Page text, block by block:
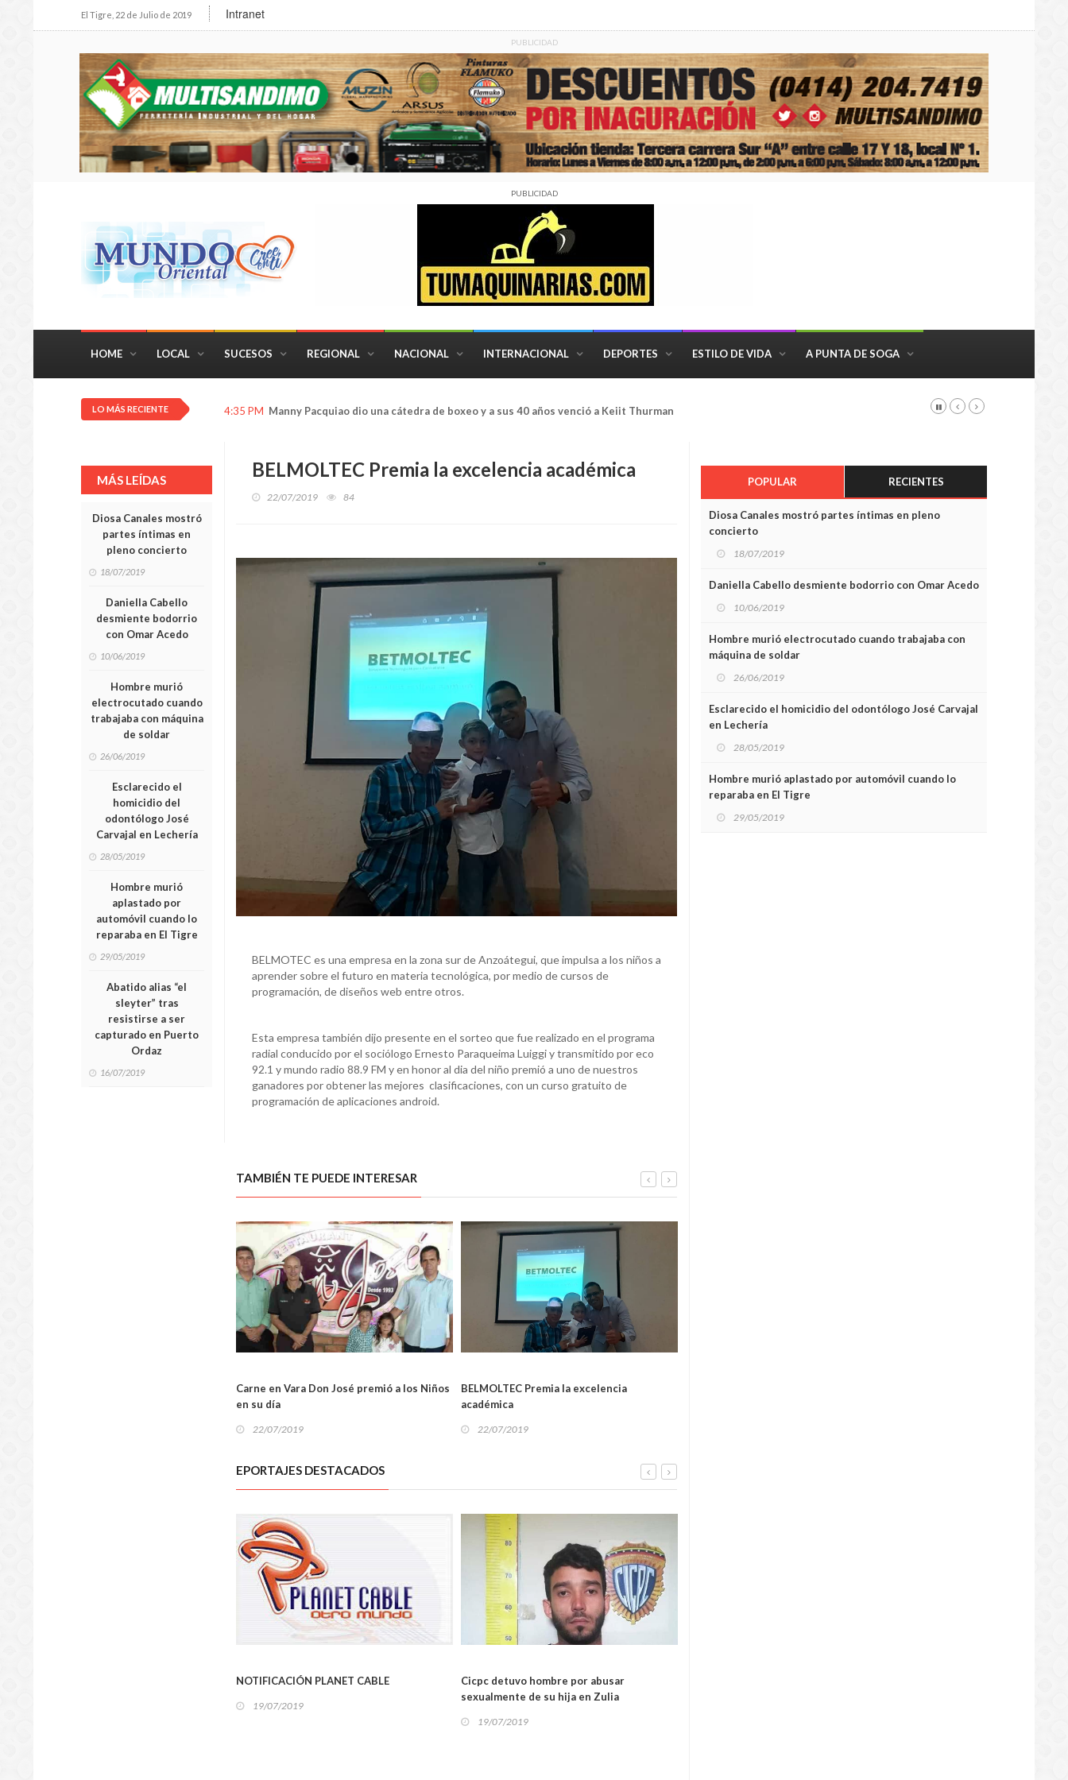
El Tigre, 22 de Julio de 2019 Intranet
PUBLICIDAD
PUBLICIDAD
HOME LOCAL SUCESOS REGIONAL NACIONAL INTERNACIONAL DEPORTES ESTILO DE VIDA A PUNTA DE SOGA
LO MÁS RECIENTE 4:35 PM Manny Pacquiao dio una cátedra de boxeo y a sus 40 años venció a Keiit Thurman
MÁS LEÍDAS
Diosa Canales mostró
partes íntimas en
pleno concierto
18/07/2019
Daniella Cabello
desmiente bodorrio
con Omar Acedo
10/06/2019
Hombre murió
electrocutado cuando
trabajaba con máquina
de soldar
26/06/2019
Esclarecido el
homicidio del
odontólogo José
Carvajal en Lechería
28/05/2019
Hombre murió
aplastado por
automóvil cuando lo
reparaba en El Tigre
29/05/2019
Abatido alias “el
sleyter” tras
resistirse a ser
capturado en Puerto
Ordaz
16/07/2019
BELMOLTEC Premia la excelencia académica
22/07/2019 84
BELMOTEC es una empresa en la zona sur de Anzoátegui, que impulsa a los niños a
aprender sobre el futuro en materia tecnológica, por medio de cursos de
programación, de diseños web entre otros.
Esta empresa también dijo presente en el sorteo que fue realizado en el programa
radial conducido por el sociólogo Ernesto Paraqueima Luiggi y transmitido por eco
92.1 y mundo radio 88.9 FM y en honor al dia del niño premió a uno de nuestros
ganadores por obtener las mejores clasificaciones, con un curso gratuito de
programación de aplicaciones android.
TAMBIÉN TE PUEDE INTERESAR
Carne en Vara Don José premió a los Niños
en su día
22/07/2019
BELMOLTEC Premia la excelencia
académica
22/07/2019
EPORTAJES DESTACADOS
NOTIFICACIÓN PLANET CABLE
19/07/2019
Cicpc detuvo hombre por abusar
sexualmente de su hija en Zulia
19/07/2019
POPULAR RECIENTES
Diosa Canales mostró partes íntimas en pleno
concierto
18/07/2019
Daniella Cabello desmiente bodorrio con Omar Acedo
10/06/2019
Hombre murió electrocutado cuando trabajaba con
máquina de soldar
26/06/2019
Esclarecido el homicidio del odontólogo José Carvajal
en Lechería
28/05/2019
Hombre murió aplastado por automóvil cuando lo
reparaba en El Tigre
29/05/2019